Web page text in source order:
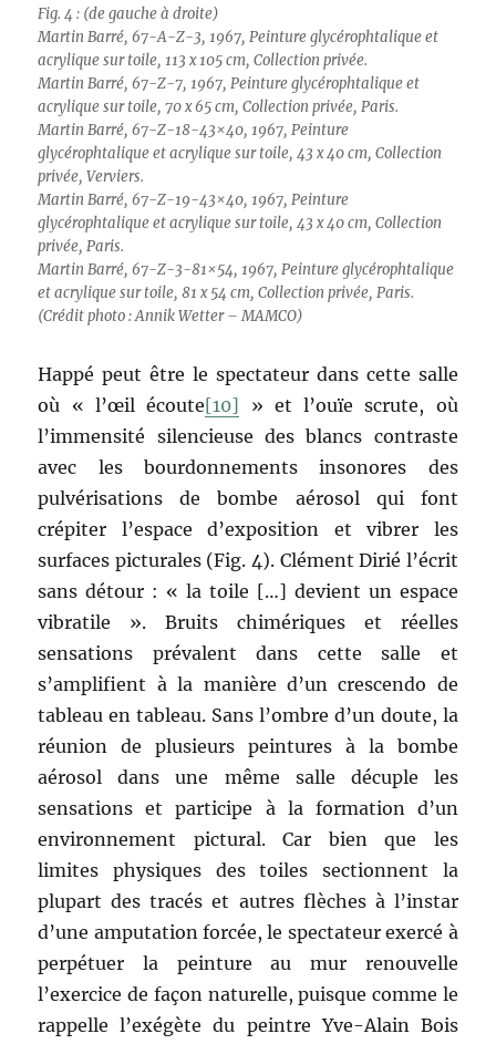
Fig. 4 : (de gauche à droite)
Martin Barré, 67-A-Z-3, 1967, Peinture glycérophtalique et
acrylique sur toile, 113 x 105 cm, Collection privée.
Martin Barré, 67-Z-7, 1967, Peinture glycérophtalique et
acrylique sur toile, 70 x 65 cm, Collection privée, Paris.
Martin Barré, 67-Z-18-43×40, 1967, Peinture
glycérophtalique et acrylique sur toile, 43 x 40 cm, Collection
privée, Verviers.
Martin Barré, 67-Z-19-43×40, 1967, Peinture
glycérophtalique et acrylique sur toile, 43 x 40 cm, Collection
privée, Paris.
Martin Barré, 67-Z-3-81×54, 1967, Peinture glycérophtalique
et acrylique sur toile, 81 x 54 cm, Collection privée, Paris.
(Crédit photo : Annik Wetter – MAMCO)
Happé peut être le spectateur dans cette salle
où « l’œil écoute[10] » et l’ouïe scrute, où
l’immensité silencieuse des blancs contraste
avec les bourdonnements insonores des
pulvérisations de bombe aérosol qui font
crépiter l’espace d’exposition et vibrer les
surfaces picturales (Fig. 4). Clément Dirié l’écrit
sans détour : « la toile […] devient un espace
vibratile ». Bruits chimériques et réelles
sensations prévalent dans cette salle et
s’amplifient à la manière d’un crescendo de
tableau en tableau. Sans l’ombre d’un doute, la
réunion de plusieurs peintures à la bombe
aérosol dans une même salle décuple les
sensations et participe à la formation d’un
environnement pictural. Car bien que les
limites physiques des toiles sectionnent la
plupart des tracés et autres flèches à l’instar
d’une amputation forcée, le spectateur exercé à
perpétuer la peinture au mur renouvelle
l’exercice de façon naturelle, puisque comme le
rappelle l’exégète du peintre Yve-Alain Bois